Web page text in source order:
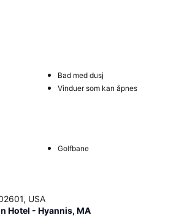
Bad med dusj
Vinduer som kan åpnes
Golfbane
USA
Hotel - Hyannis, MA